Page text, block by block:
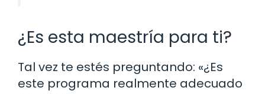
¿Es esta maestría para ti?
Tal vez te estés preguntando: «¿Es
este programa realmente adecuado